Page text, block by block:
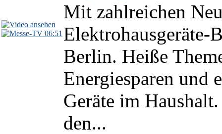
06:51
Mit zahlreichen
Elektrohausgeräte-
Berlin. Heiße
Energiesparen und
Geräte im
den...